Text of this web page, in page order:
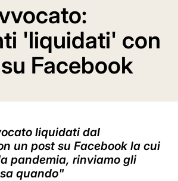
'liquidati' con
Facebook
liquidati dal
un post su Facebook la cui
pandemia, rinviamo gli
quando"